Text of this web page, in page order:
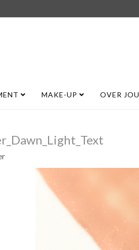
MAKE-UP OVER JOU